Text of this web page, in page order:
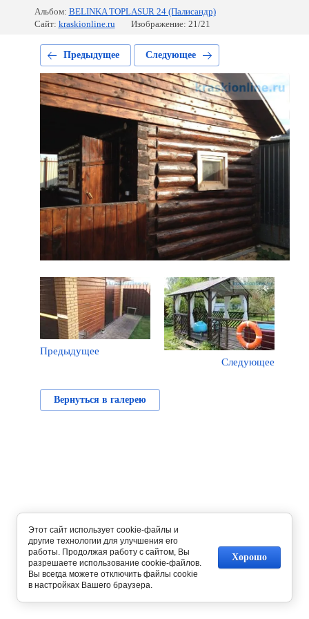
Альбом: BELINKA TOPLASUR 24 (Палисандр)
Сайт: kraskionline.ru Изображение: 21/21
Предыдущее Следующее
Предыдущее
Следующее
Вернуться в галерею
Этот сайт использует cookie-файлы и
другие технологии для улучшения его
работы. Продолжая работу с сайтом, Вы
разрешаете использование cookie-файлов.
Вы всегда можете отключить файлы cookie
в настройках Вашего браузера.
Хорошо